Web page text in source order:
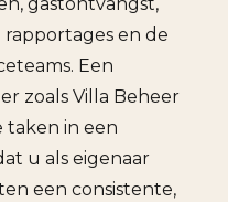
gastontvangst,
en de
Een
zoals Villa Beheer
taken in een
u als eigenaar
een consistente,